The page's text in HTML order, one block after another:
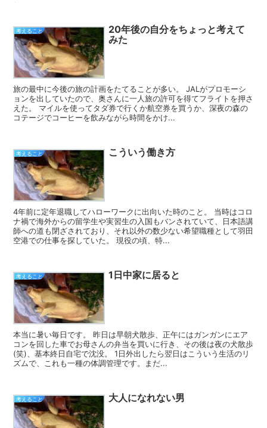
考えること
20年後の自分をちょっと考えて
みた
旅の最中に今後の旅の計画をたてることが多い。 JALがプロモーシ
ョンを出していたので、奥さんに一人旅の許可を得てフライトを押さ
えた。 マイルを使ってタダ券で行くか航空券を買うか、深夜の森の
コテージでコーヒーを飲みながら時間をかけ...
考えること こういう働き方
4年前に定年退職してハローワークに出向いた時のこと。 当時はコロ
ナ禍で海外からの留学生や実習生の入国もバンされていて、日本語講
師への道も閉ざされており、それ以外の数少ない希望職種として羽田
空港での仕事を探していた。 現役の頃、特...
考えること 1日中家に居ると
本当に暑い毎日です。 昨日は早朝犬散歩、正午にはガンガンにエア
コンを回した車でお母さんの弁当を買いに行き、その後は夜の犬散歩
(笑)、基本終日自宅で沈没。 1日外出したら翌日はこういう生活のリ
ズムで、これも一種の体調管理です。まだ...
考えること 大人になれない男